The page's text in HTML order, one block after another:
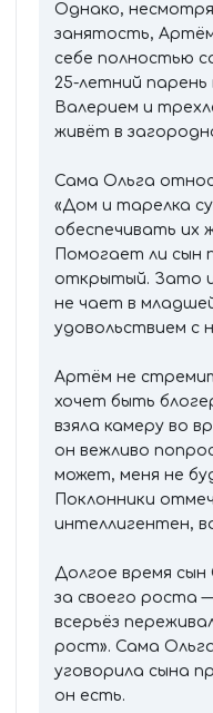
Однако,
занятость,
себе полностью
25-летний
Валерием и
живёт в
Сама Ольга
«Дом и тарелка
обеспечивать их
Помогает ли сын
открытый. Зато
не чает в
удовольствием с
Артём не
хочет быть
взяла камеру во
он вежливо
может, меня не
Поклонники
интеллигентен,
Долгое время сын
за своего роста
всерьёз
рост». Сама
уговорила сына
он есть.